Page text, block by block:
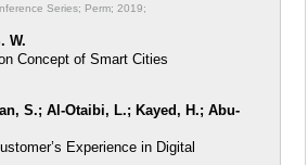
Series; Perm; 2019;
W.
Concept of Smart Cities
S.; Al-Otaibi, L.; Kayed, H.; Abu-
Experience in Digital